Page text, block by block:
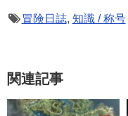
冒険日誌, 知識 / 称号
関連記事